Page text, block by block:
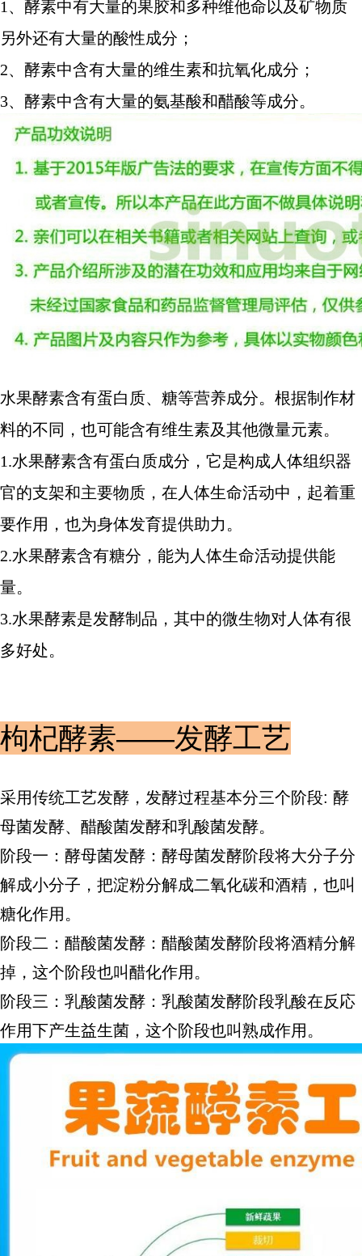
1、酵素中有大量的果胶和多种维他命以及矿物质
另外还有大量的酸性成分；
2、酵素中含有大量的维生素和抗氧化成分；
3、酵素中含有大量的氨基酸和醋酸等成分。
水果酵素含有蛋白质、糖等营养成分。根据制作材
料的不同，也可能含有维生素及其他微量元素。
1.水果酵素含有蛋白质成分，它是构成人体组织器
官的支架和主要物质，在人体生命活动中，起着重
要作用，也为身体发育提供助力。
2.水果酵素含有糖分，能为人体生命活动提供能
量。
3.水果酵素是发酵制品，其中的微生物对人体有很
多好处。
枸杞酵素——发酵工艺
采用传统工艺发酵，发酵过程基本分三个阶段: 酵
母菌发酵、醋酸菌发酵和乳酸菌发酵。
阶段一：酵母菌发酵：酵母菌发酵阶段将大分子分
解成小分子，把淀粉分解成二氧化碳和酒精，也叫
糖化作用。
阶段二：醋酸菌发酵：醋酸菌发酵阶段将酒精分解
掉，这个阶段也叫醋化作用。
阶段三 ：乳酸菌发酵：乳酸菌发酵阶段乳酸在反応
作用下产生益生菌，这个阶段也叫熟成作用。